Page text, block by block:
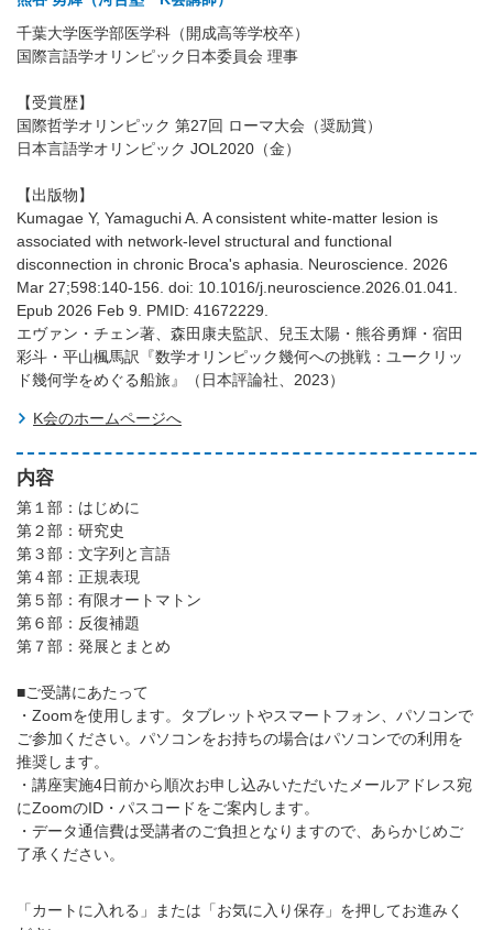
千葉大学医学部医学科（開成高等学校卒）
国際言語学オリンピック日本委員会 理事
【受賞歴】
国際哲学オリンピック 第27回 ローマ大会（奨励賞）
日本言語学オリンピック JOL2020（金）
【出版物】
Kumagae Y, Yamaguchi A. A consistent white-matter lesion is
associated with network-level structural and functional
disconnection in chronic Broca's aphasia. Neuroscience. 2026
Mar 27;598:140-156. doi: 10.1016/j.neuroscience.2026.01.041.
Epub 2026 Feb 9. PMID: 41672229.
エヴァン・チェン著、森田康夫監訳、兒玉太陽・熊谷勇輝・宿田
彩斗・平山楓馬訳『数学オリンピック幾何への挑戦：ユークリッ
ド幾何学をめぐる船旅』（日本評論社、2023）
K会のホームページへ
内容
第１部：はじめに
第２部：研究史
第３部：文字列と言語
第４部：正規表現
第５部：有限オートマトン
第６部：反復補題
第７部：発展とまとめ
■ご受講にあたって
・Zoomを使用します。タブレットやスマートフォン、パソコンで
ご参加ください。パソコンをお持ちの場合はパソコンでの利用を
推奨します。
・講座実施4日前から順次お申し込みいただいたメールアドレス宛
にZoomのID・パスコードをご案内します。
・データ通信費は受講者のご負担となりますので、あらかじめご
了承ください。
「カートに入れる」または「お気に入り保存」を押してお進みく